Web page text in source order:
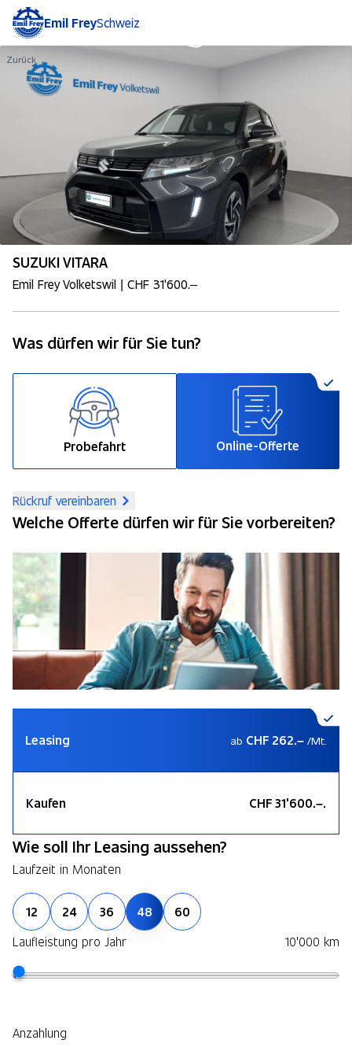
Emil FreySchweiz
Zurück
SUZUKI VITARA
Emil Frey Volketswil | CHF 31'600.–
Was dürfen wir für Sie tun?
Probefahrt Online-Offerte
Rückruf vereinbaren
Welche Offerte dürfen wir für Sie vorbereiten?
Leasing ab CHF 262.– /Mt.
Kaufen CHF 31'600.–.
Wie soll Ihr Leasing aussehen?
Laufzeit in Monaten
12 24 36 48
60
Laufleistung pro Jahr
10'000 km
Anzahlung